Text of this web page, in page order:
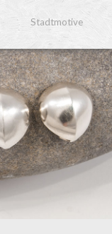
Stadtmotive